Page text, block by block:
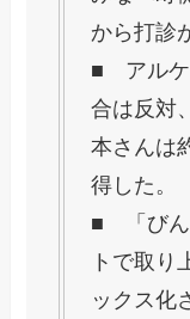
から打診
■ アルケ
合は反対
本さんは
得した。
■ 「びん
トで取り
ックス化